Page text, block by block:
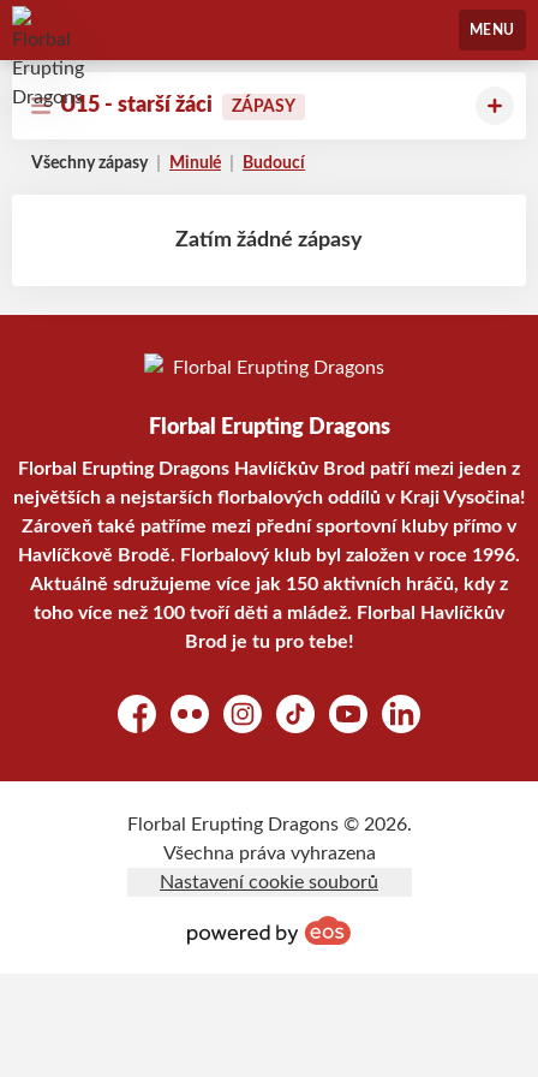
Florbal Erupting Dragons
MENU
U15 - starší žáci ZÁPASY
Všechny zápasy Minulé Budoucí
Zatím žádné zápasy
Florbal Erupting Dragons
Florbal Erupting Dragons Havlíčkův Brod patří mezi jeden z
největších a nejstarších florbalových oddílů v Kraji Vysočina!
Zároveň také patříme mezi přední sportovní kluby přímo v
Havlíčkově Brodě. Florbalový klub byl založen v roce 1996.
Aktuálně sdružujeme více jak 150 aktivních hráčů, kdy z
toho více než 100 tvoří děti a mládež. Florbal Havlíčkův
Brod je tu pro tebe!
FacebookFlickr Instagram
TikTok YouTubeLinkedIn
Florbal Erupting Dragons © 2026.
Všechna práva vyhrazena
Nastavení cookie souborů